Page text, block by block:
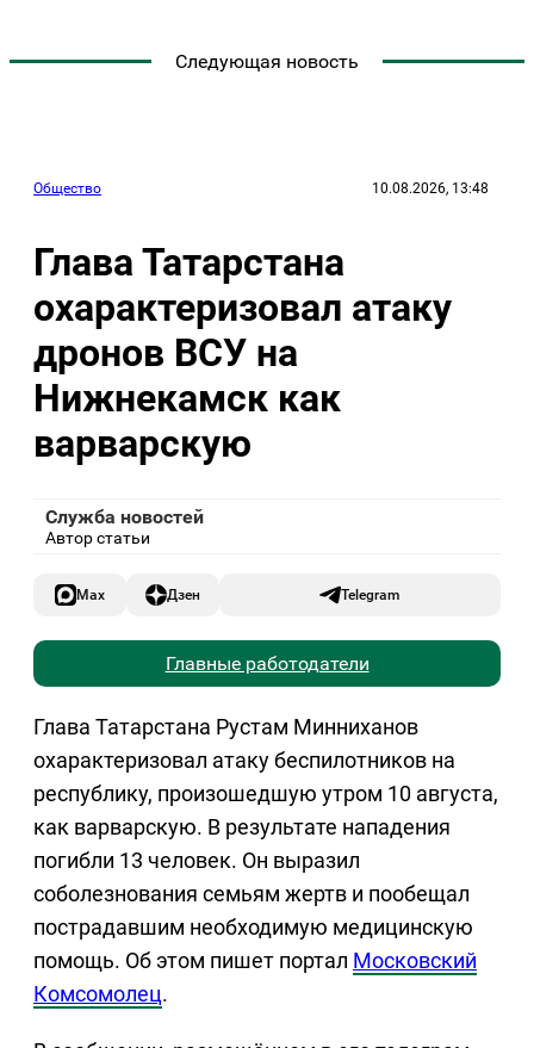
Следующая новость
Общество 10.08.2026, 13:48
Глава Татарстана
охарактеризовал атаку
дронов ВСУ на
Нижнекамск как
варварскую
Служба новостей
Автор статьи
Max Дзен Telegram
Главные работодатели
Глава Татарстана Рустам Минниханов
охарактеризовал атаку беспилотников на
республику, произошедшую утром 10 августа,
как варварскую. В результате нападения
погибли 13 человек. Он выразил
соболезнования семьям жертв и пообещал
пострадавшим необходимую медицинскую
помощь. Об этом пишет портал Московский
Комсомолец.